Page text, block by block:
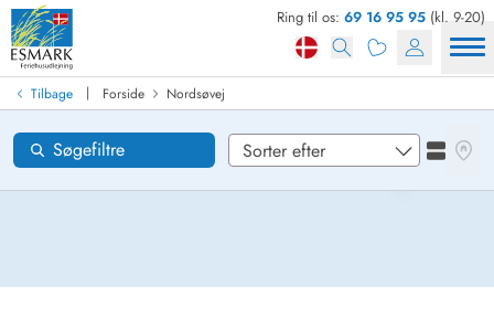
Ring til os: 69 16 95 95 (kl. 9-20)
Tilbage | Forside Nordsøvej
Nordsøvej
Søgefiltre
Se
Find sommerhus
Ankomst
Områder